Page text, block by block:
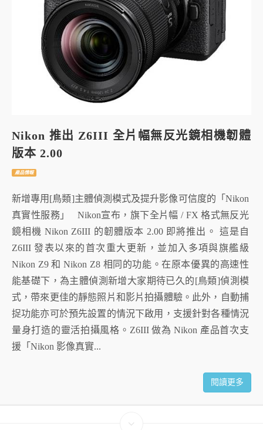
Nikon 推出 Z6III 全片幅無反光鏡相機韌體
版本 2.00
產品情報
新增專用[鳥類]主體偵測模式及提升影像可信度的「Nikon
真實性服務」 Nikon宣布，旗下全片幅 / FX 格式無反光
鏡相機 Nikon Z6III 的韌體版本 2.00 即將推出。 這是自
Z6III 發表以來的首次重大更新，並加入多項與旗艦級
Nikon Z9 和 Nikon Z8 相同的功能。在原本優異的高速性
能基礎下，為主體偵測新增大家期待已久的[鳥類]偵測模
式，帶來更佳的靜態照片和影片拍攝體驗。此外，自動捕
捉功能亦可於預先設置的情況下啟用，支援針對各種情況
量身打造的靈活拍攝風格。Z6III 做為 Nikon 產品首次支
援「Nikon 影像真實...
閱讀更多